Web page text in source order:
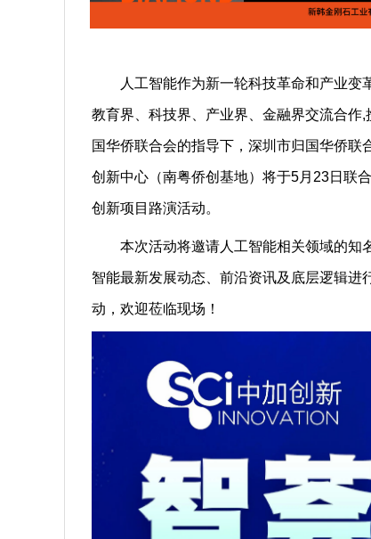
人工智能作为新一轮科技革命和产业变
教育界、科技界、产业界、金融界交流合作
国华侨联合会的指导下，深圳市归国华侨
创新中心（南粤侨创基地）将于5月23日联
创新项目路演活动。
本次活动将邀请人工智能相关领域的知
智能最新发展动态、前沿资讯及底层逻辑进
动，欢迎莅临现场！